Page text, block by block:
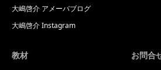
大嶋啓介 アメーバブログ
大嶋啓介 Instagram
教材 お問合